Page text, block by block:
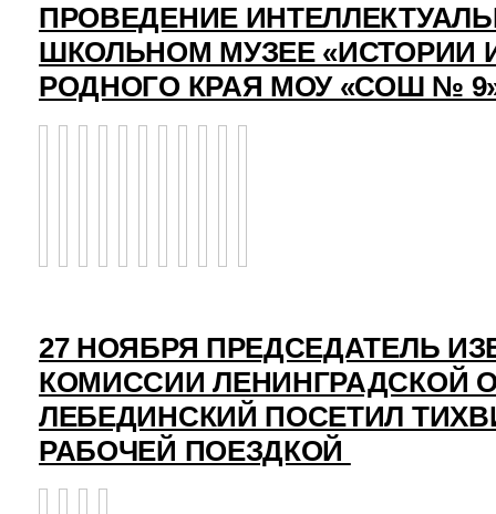
ПРОВЕДЕНИЕ
ШКОЛЬНОМ МУЗЕЕ «ИСТОРИИ
РОДНОГО КРАЯ МОУ «СОШ №
27 НОЯБРЯ ПРЕДСЕДАТЕЛЬ
КОМИССИИ ЛЕНИНГРАДСКОЙ
ЛЕБЕДИНСКИЙ ПОСЕТИЛ
РАБОЧЕЙ ПОЕЗДКОЙ